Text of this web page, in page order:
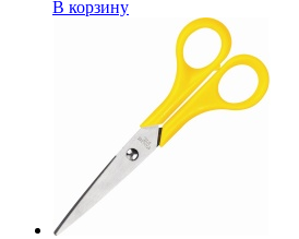
В корзину